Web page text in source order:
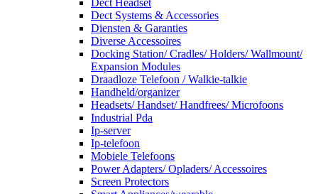
Dect Systems & Accessories
Diensten & Garanties
Diverse Accessoires
Docking Station/ Cradles/ Holders/ Wallmount/
Expansion Modules
Draadloze Telefoon / Walkie-talkie
Handheld/organizer
Headsets/ Handset/ Handfrees/ Microfoons
Industrial Pda
Ip-server
Ip-telefoon
Mobiele Telefoons
Power Adapters/ Opladers/ Accessoires
Screen Protectors